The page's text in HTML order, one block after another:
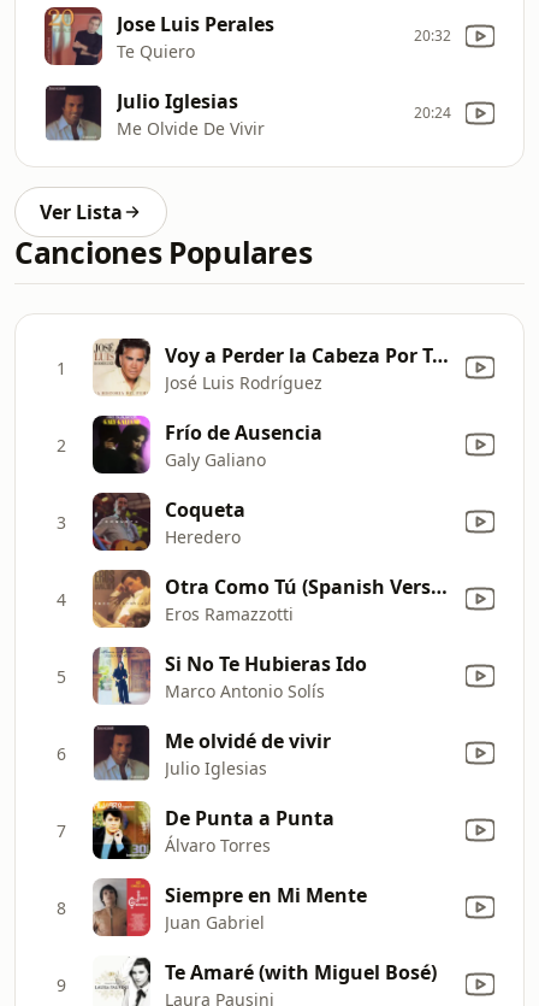
Jose Luis Perales
Te Quiero
20:32
Julio Iglesias
Me Olvide De Vivir
20:24
Ver Lista
Canciones Populares
1 Voy a Perder la Cabeza Por Tu Amor - Edited Versión
José Luis Rodríguez
2 Frío de Ausencia
Galy Galiano
3 Coqueta
Heredero
4 Otra Como Tú (Spanish Version of "Un'Altra Te")
Eros Ramazzotti
5 Si No Te Hubieras Ido
Marco Antonio Solís
6 Me olvidé de vivir
Julio Iglesias
7 De Punta a Punta
Álvaro Torres
8 Siempre en Mi Mente
Juan Gabriel
9 Te Amaré (with Miguel Bosé)
Laura Pausini